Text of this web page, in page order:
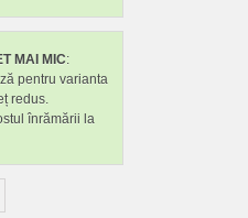
MAI MIC:
pentru varianta
redus.
înrămării la